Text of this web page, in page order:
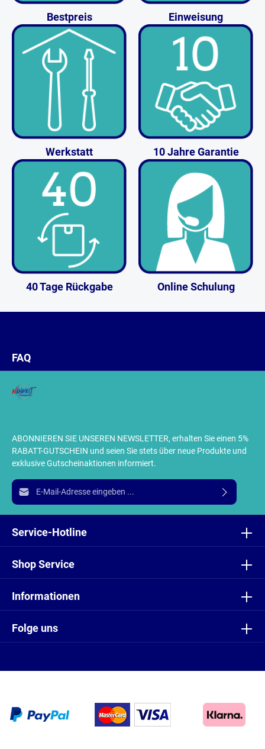
Bestpreis Einweisung
Werkstatt 10 Jahre Garantie
40 Tage Rückgabe Online Schulung
ABONNIEREN SIE UNSEREN NEWSLETTER, erhalten Sie einen 5%
RABATT-GUTSCHEIN und seien Sie stets über neue Produkte und
exklusive Gutscheinaktionen informiert.
E-Mail-Adresse*
Ich habe dieDatenschutzbestimmungenzur Kenntnis
einverstanden.
Folge uns
Service-Hotline
Shop Service
Informationen
FAQ